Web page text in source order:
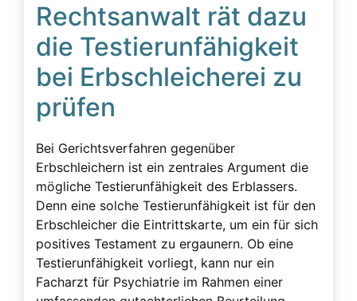
Rechtsanwalt rät dazu
die Testierunfähigkeit
bei Erbschleicherei zu
prüfen
Bei Gerichtsverfahren gegenüber
Erbschleichern ist ein zentrales Argument die
mögliche Testierunfähigkeit des Erblassers.
Denn eine solche Testierunfähigkeit ist für den
Erbschleicher die Eintrittskarte, um ein für sich
positives Testament zu ergaunern. Ob eine
Testierunfähigkeit vorliegt, kann nur ein
Facharzt für Psychiatrie im Rahmen einer
Vorsorgevollmacht